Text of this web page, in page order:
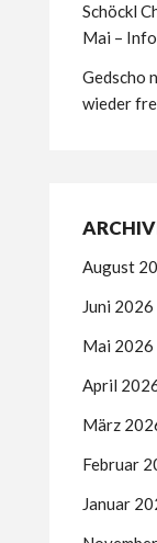
Schöckl
Mai –
Gedscho
wieder
August
Juni 2026
Mai 2026
April
März
Februar
Januar